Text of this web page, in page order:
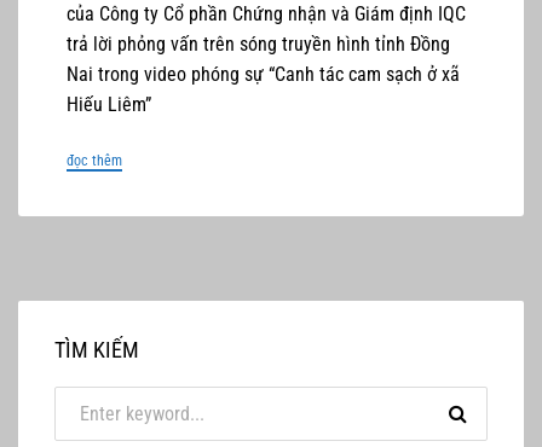
của Công ty Cổ phần Chứng nhận và Giám định IQC
trả lời phỏng vấn trên sóng truyền hình tỉnh Đồng
Nai trong video phóng sự “Canh tác cam sạch ở xã
Hiếu Liêm”
đọc thêm
TÌM KIẾM